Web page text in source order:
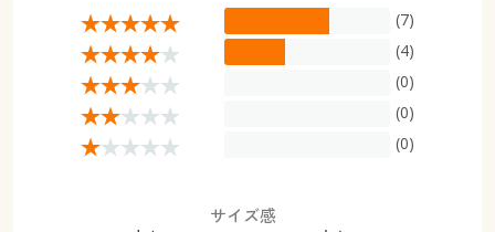
(7)
(4)
(0)
(0)
(0)
サイズ感